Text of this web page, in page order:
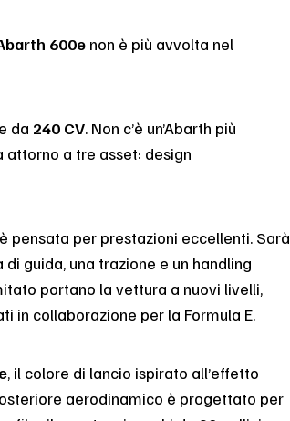
600e non è più avvolta nel
da 240 CV. Non c’è un’Abarth più
attorno a tre asset: design
pensata per prestazioni eccellenti. Sarà
guida, una trazione e un handling
portano la vettura a nuovi livelli,
in collaborazione per la Formula E.
, il colore di lancio ispirato all’effetto
aerodinamico è progettato per